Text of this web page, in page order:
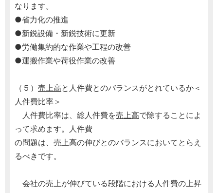
なります。
●省力化の推進
●新鋭設備・新鋭技術に更新
●労働集約的な作業や工程の改善
●運搬作業や荷役作業の改善
（５） 売上高と人件費とのバランスがとれているか＜
人件費比率＞
人件費比率は、総人件費を売上高で除することによ
って求めます。人件費
の問題は、 売上高の伸びとのバランスにおいてとらえ
るべきです。
会社の売上が伸びている段階における人件費の上昇